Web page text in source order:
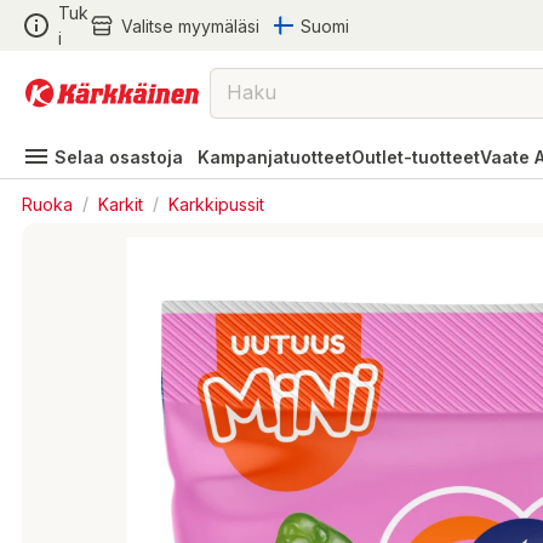
Tuk
i
Valitse myymäläsi Suomi
Selaa osastoja KampanjatuotteetOutlet-tuotteetVaate
Ruoka / Karkit / Karkkipussit